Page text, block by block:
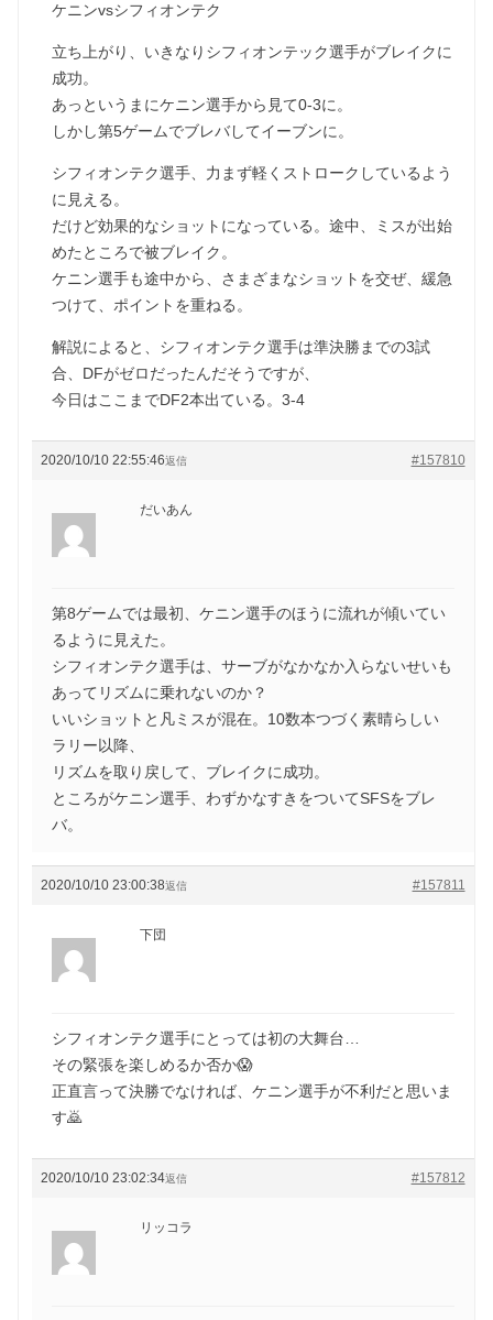
ケニンvsシフィオンテク
立ち上がり、いきなりシフィオンテック選手がブレイクに
成功。
あっというまにケニン選手から見て0-3に。
しかし第5ゲームでブレバしてイーブンに。
シフィオンテク選手、力まず軽くストロークしているよう
に見える。
だけど効果的なショットになっている。途中、ミスが出始
めたところで被ブレイク。
ケニン選手も途中から、さまざまなショットを交ぜ、緩急
つけて、ポイントを重ねる。
解説によると、シフィオンテク選手は準決勝までの3試
合、DFがゼロだったんだそうですが、
今日はここまでDF2本出ている。3-4
2020/10/10 22:55:46 #157810
返信
だいあん
第8ゲームでは最初、ケニン選手のほうに流れが傾いてい
るように見えた。
シフィオンテク選手は、サーブがなかなか入らないせいも
あってリズムに乗れないのか？
いいショットと凡ミスが混在。10数本つづく素晴らしい
ラリー以降、
リズムを取り戻して、ブレイクに成功。
ところがケニン選手、わずかなすきをついてSFSをブレ
バ。
2020/10/10 23:00:38 #157811
返信
下団
シフィオンテク選手にとっては初の大舞台…
その緊張を楽しめるか否か😱
正直言って決勝でなければ、ケニン選手が不利だと思いま
す🙇
2020/10/10 23:02:34 #157812
返信
リッコラ